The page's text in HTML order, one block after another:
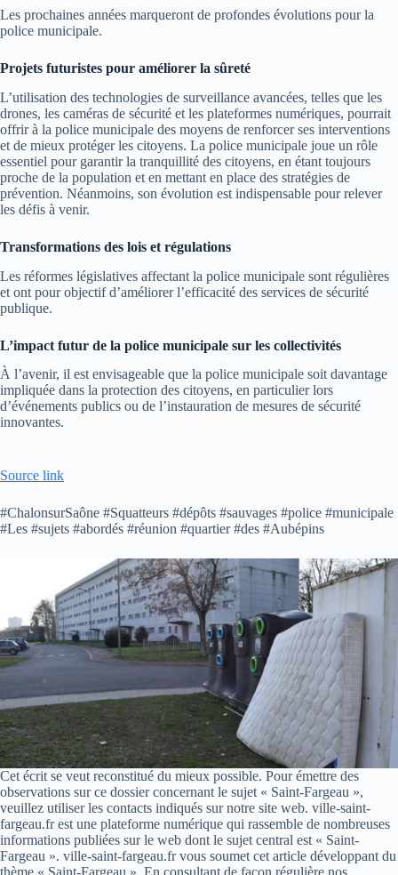
Les prochaines années marqueront de profondes évolutions pour la
police municipale.
Projets futuristes pour améliorer la sûreté
L’utilisation des technologies de surveillance avancées, telles que les
drones, les caméras de sécurité et les plateformes numériques, pourrait
offrir à la police municipale des moyens de renforcer ses interventions
et de mieux protéger les citoyens. La police municipale joue un rôle
essentiel pour garantir la tranquillité des citoyens, en étant toujours
proche de la population et en mettant en place des stratégies de
prévention. Néanmoins, son évolution est indispensable pour relever
les défis à venir.
Transformations des lois et régulations
Les réformes législatives affectant la police municipale sont régulières
et ont pour objectif d’améliorer l’efficacité des services de sécurité
publique.
L’impact futur de la police municipale sur les collectivités
À l’avenir, il est envisageable que la police municipale soit davantage
impliquée dans la protection des citoyens, en particulier lors
d’événements publics ou de l’instauration de mesures de sécurité
innovantes.
Source link
#ChalonsurSaône #Squatteurs #dépôts #sauvages #police #municipale
#Les #sujets #abordés #réunion #quartier #des #Aubépins
Cet écrit se veut reconstitué du mieux possible. Pour émettre des
observations sur ce dossier concernant le sujet « Saint-Fargeau »,
veuillez utiliser les contacts indiqués sur notre site web. ville-saint-
fargeau.fr est une plateforme numérique qui rassemble de nombreuses
informations publiées sur le web dont le sujet central est « Saint-
Fargeau ». ville-saint-fargeau.fr vous soumet cet article développant du
thème « Saint-Fargeau ». En consultant de façon régulière nos